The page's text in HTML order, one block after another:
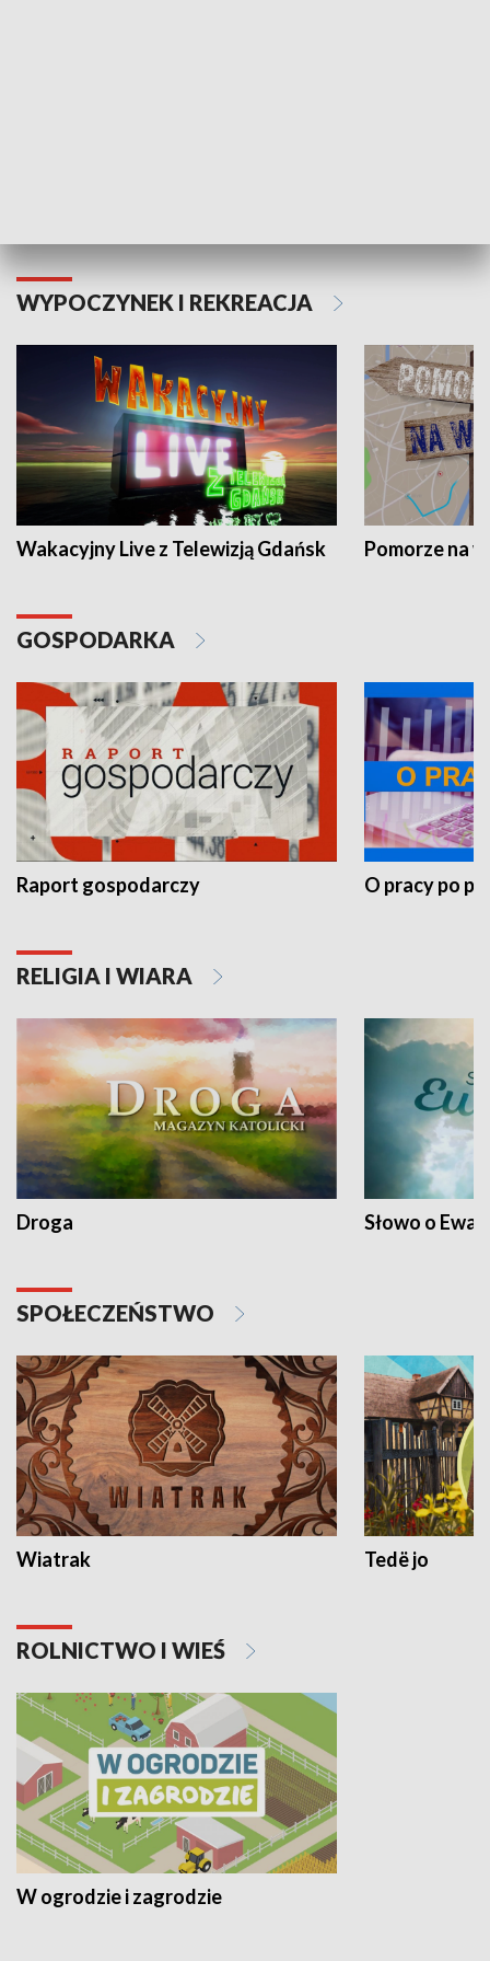
WYPOCZYNEK I REKREACJA
Wakacyjny Live z Telewizją Gdańsk Pomorze na
GOSPODARKA
Raport gospodarczy O pracy po
RELIGIA I WIARA
Droga Słowo o
SPOŁECZEŃSTWO
Wiatrak Tedë jo
ROLNICTWO I WIEŚ
W ogrodzie i zagrodzie